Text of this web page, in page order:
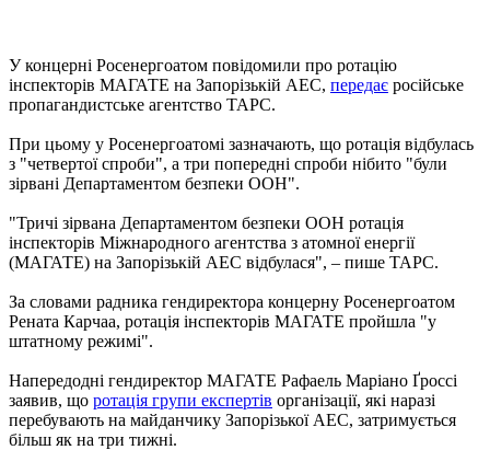
У концерні Росенергоатом повідомили про ротацію
інспекторів МАГАТЕ на Запорізькій АЕС, передає російське
пропагандистське агентство ТАРС.
При цьому у Росенергоатомі зазначають, що ротація відбулась
з "четвертої спроби", а три попередні спроби нібито "були
зірвані Департаментом безпеки ООН".
"Тричі зірвана Департаментом безпеки ООН ротація
інспекторів Міжнародного агентства з атомної енергії
(МАГАТЕ) на Запорізькій АЕС відбулася", – пише ТАРС.
За словами радника гендиректора концерну Росенергоатом
Рената Карчаа, ротація інспекторів МАГАТЕ пройшла "у
штатному режимі".
Напередодні гендиректор МАГАТЕ Рафаель Маріано Ґроссі
заявив, що ротація групи експертів організації, які наразі
перебувають на майданчику Запорізької АЕС, затримується
більш як на три тижні.